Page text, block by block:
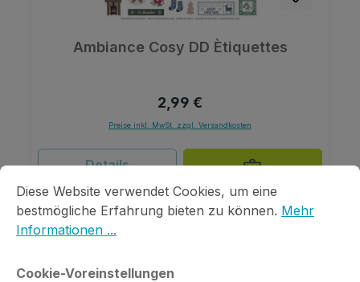
Ambiance Cosy DD Ètiquettes
Regulärer Preis:
2,99 €
Preise inkl. MwSt. zzgl. Versandkosten
Details
Cookie-Voreinstellungen
Diese Website verwendet Cookies, um eine bestmögliche
Diese Website verwendet Cookies, um eine
bestmögliche Erfahrung bieten zu können. Mehr
Informationen ...
Cookie-Voreinstellungen